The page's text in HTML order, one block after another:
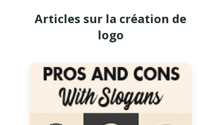
Articles sur la création de
logo